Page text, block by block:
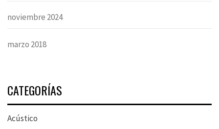
noviembre 2024
marzo 2018
CATEGORÍAS
Acústico